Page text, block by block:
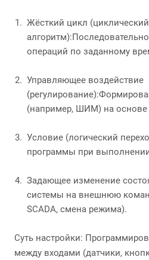
Жёсткий цикл (циклический
операций по заданному
Управляющее воздействие
(например, ШИМ) на основе
Условие (логический
программы при
Задающее изменение
системы на внешнюю
SCADA, смена режима).
Суть настройки:
между входами (датчики,